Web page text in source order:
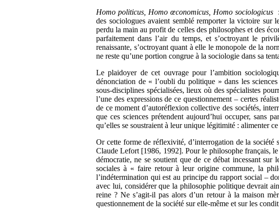
Homo politicus, Homo œconomicus, Homo sociologicus
des sociologues avaient semblé remporter la victoire sur
perdu la main au profit de celles des philosophes et des
parfaitement dans l’air du temps, et s’octroyant le
renaissante, s’octroyant quant à elle le monopole de la
ne reste qu’une portion congrue à la sociologie dans sa
Le plaidoyer de cet ouvrage pour l’ambition
dénonciation de « l’oubli du politique » dans les
sous-disciplines spécialisées, lieux où des spécialistes
l’une des expressions de ce questionnement – certes
de ce moment d’autoréflexion collective des sociétés,
que ces sciences prétendent aujourd’hui occuper, sans
qu’elles se soustraient à leur unique légitimité : alimenter
Or cette forme de réflexivité, d’interrogation de la
Claude Lefort [1986, 1992]. Pour le philosophe français,
démocratie, ne se soutient que de ce débat incessant
sociales à « faire retour à leur origine commune, la
l’indétermination qui est au principe du rapport social –
avec lui, considérer que la philosophie politique devrait
reine ? Ne s’agit-il pas alors d’un retour à la maison
questionnement de la société sur elle-même et sur les